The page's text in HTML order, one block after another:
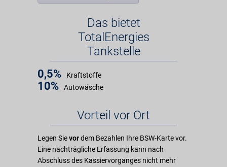
Das bietet
TotalEnergies
Tankstelle
0,5% Kraftstoffe
10% Autowäsche
Vorteil vor Ort
Legen Sievordem Bezahlen Ihre BSW-Karte vor.
Eine nachträgliche Erfassung kann nach
Abschluss des Kassiervorganges nicht mehr